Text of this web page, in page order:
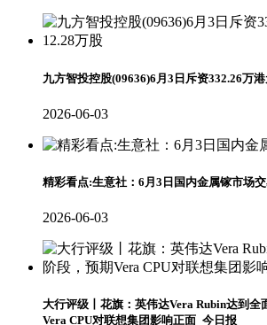
九方智投控股(09636)6月3日斥资332.26万
2026-06-03
精彩看点:生意社：6月3日国内金属镓市场
2026-06-03
大行评级丨花旗：英伟达Vera Rubin达到全
Vera CPU对联想集团影响正面_今日报